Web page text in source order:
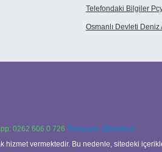
Telefondaki Bilgiler
Osmanlı Devleti
0262 606 0 726 Telegram: @karabul
hizmet vermektedir. Bu nedenle, sitedeki